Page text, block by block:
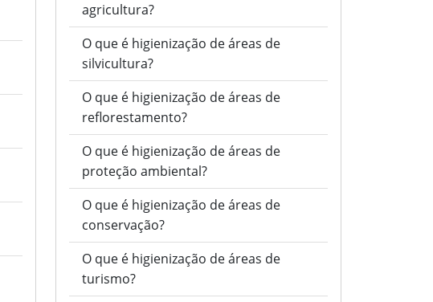
agricultura?
O que é higienização de áreas de
silvicultura?
O que é higienização de áreas de
reflorestamento?
O que é higienização de áreas de
proteção ambiental?
O que é higienização de áreas de
conservação?
O que é higienização de áreas de
turismo?